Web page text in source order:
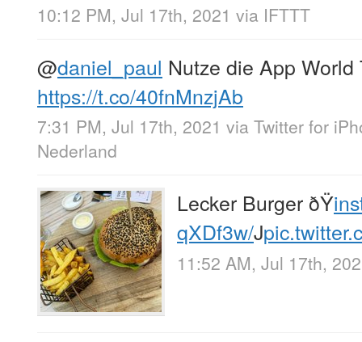
10:12 PM, Jul 17th, 2021 via IFTTT
@daniel_paul Nutze die App
https://t.co/40fnMnzjAb
7:31 PM, Jul 17th, 2021 via Twitter for
Nederland
Lecker Burger ðŸ
qXDf3w/J
11:52 AM, Jul 17th,